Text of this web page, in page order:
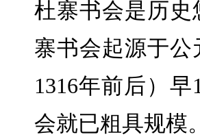
杜寨书会是历
寨书会起源于公
1316年前后）
会就已粗具规模。